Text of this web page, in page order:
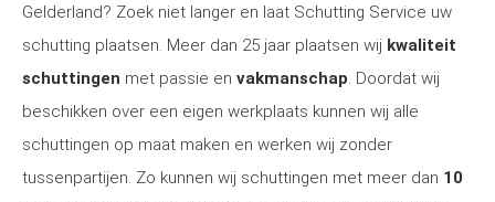
Gelderland? Zoek niet langer en laat Schutting Service uw
schutting plaatsen. Meer dan 25 jaar plaatsen wij kwaliteit
schuttingen met passie en vakmanschap. Doordat wij
beschikken over een eigen werkplaats kunnen wij alle
schuttingen op maat maken en werken wij zonder
tussenpartijen. Zo kunnen wij schuttingen met meer dan 10